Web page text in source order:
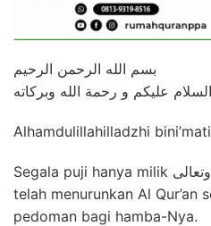
بسم الله الرحمن الرحيم
السلام عليكم و رحمة الله وبركاته
Alhamdulillahilladzhi
Segala puji hanya milik الله – سبحانه وتعالى – , yang
telah menurunkan Al Qur’an
pedoman bagi hamba-Nya.